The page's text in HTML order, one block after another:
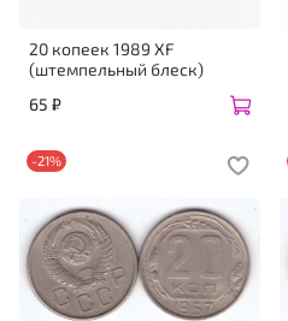
20 копеек 1989 XF
(штемпельный блеск)
65 ₽
-21%